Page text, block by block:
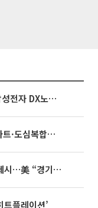
3445억 자사주 지급 마쳤는데...삼성전자 DX노조, 뒤늦은 '떼쓰기 집회'
영끌 '주택공급' 대책 임박⋯비아파트·도심복합까지 총동원
이란, 미국에 호르무즈 합의 조건 제시…美 “경기 아직 안 끝나” [종합]
플레이션’